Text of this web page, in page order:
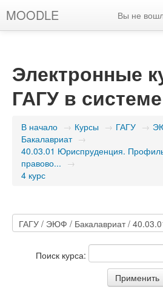
MOODLE Вы не
Электронные
ГАГУ в
В начало → Курсы → ГАГУ →
Бакалавриат →
40.03.01 Юриспруденция.
правово... →
4 курс
Поиск курса: